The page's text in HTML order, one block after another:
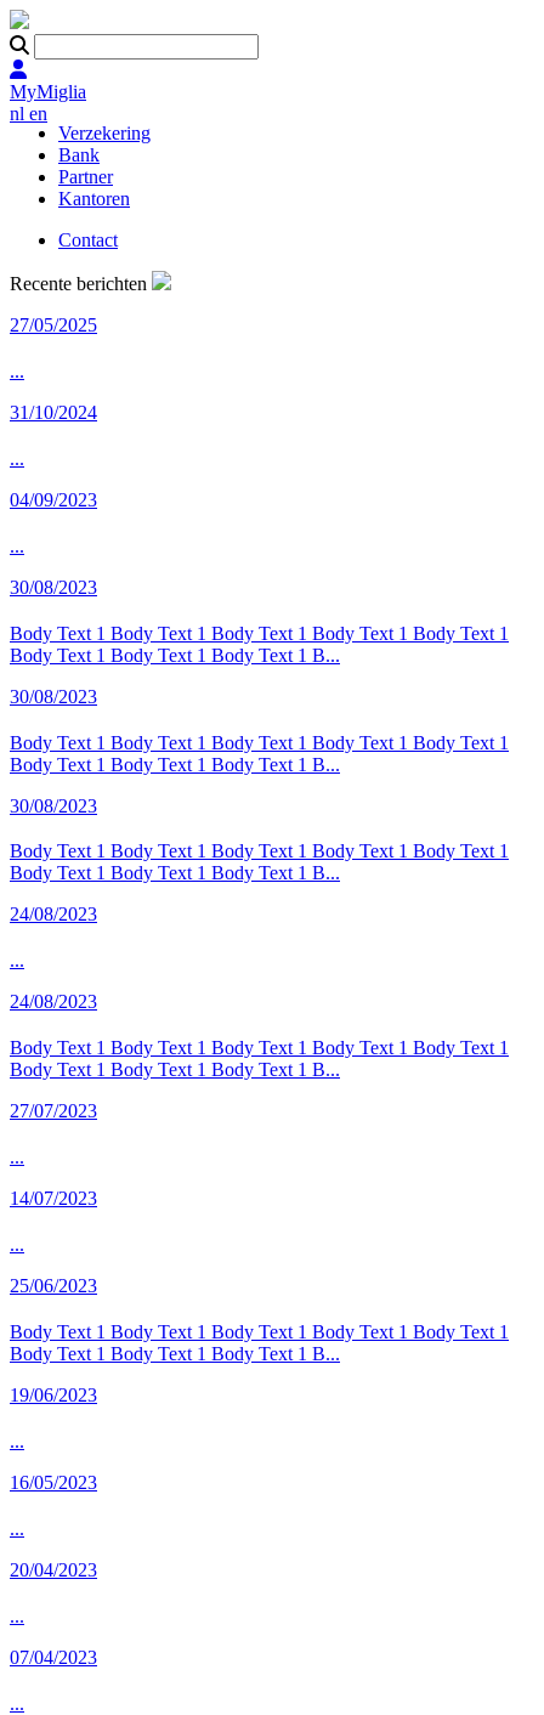
MyMiglia
nl en
Verzekering
Bank
Partner
Kantoren
Contact
Recente berichten
27/05/2025
...
31/10/2024
...
04/09/2023
...
30/08/2023
Body Text 1 Body Text 1 Body Text 1 Body Text 1 Body Text 1
Body Text 1 Body Text 1 Body Text 1 B...
30/08/2023
Body Text 1 Body Text 1 Body Text 1 Body Text 1 Body Text 1
Body Text 1 Body Text 1 Body Text 1 B...
30/08/2023
Body Text 1 Body Text 1 Body Text 1 Body Text 1 Body Text 1
Body Text 1 Body Text 1 Body Text 1 B...
24/08/2023
...
24/08/2023
Body Text 1 Body Text 1 Body Text 1 Body Text 1 Body Text 1
Body Text 1 Body Text 1 Body Text 1 B...
27/07/2023
...
14/07/2023
...
25/06/2023
Body Text 1 Body Text 1 Body Text 1 Body Text 1 Body Text 1
Body Text 1 Body Text 1 Body Text 1 B...
19/06/2023
...
16/05/2023
...
20/04/2023
...
07/04/2023
...